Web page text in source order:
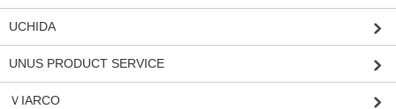
UCHIDA
UNUS PRODUCT SERVICE
ＶIARCO